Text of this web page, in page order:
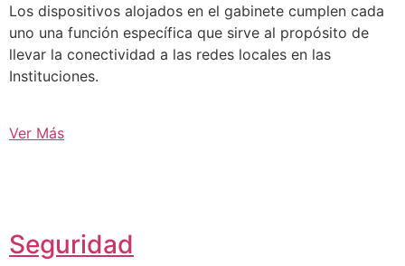
Los dispositivos alojados en el gabinete cumplen cada
uno una función específica que sirve al propósito de
llevar la conectividad a las redes locales en las
Instituciones.
Ver Más
Seguridad